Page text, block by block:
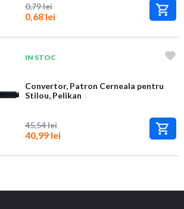
0,79 lei
0,68 lei
IN STOC
Convertor, Patron Cerneala pentru
Stilou, Pelikan
45,54 lei
40,99 lei